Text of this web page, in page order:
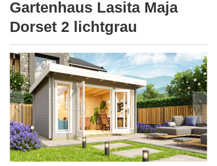
Gartenhaus Lasita Maja
Dorset 2 lichtgrau